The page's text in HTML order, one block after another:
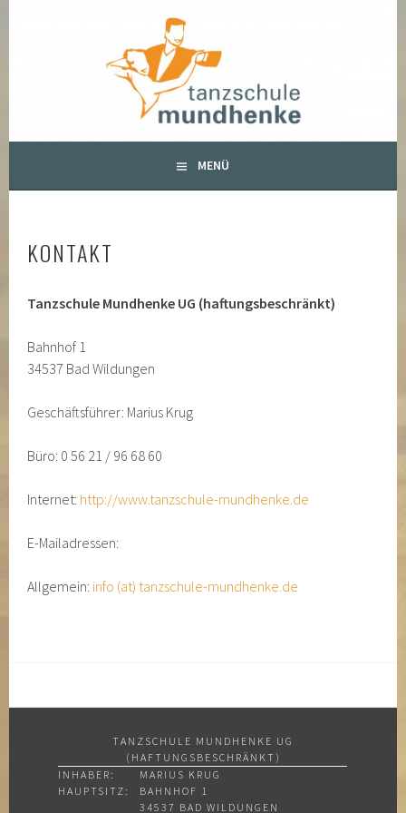
TANZSCHULE MUNDHENKE
MENÜ
KONTAKT
Tanzschule Mundhenke UG (haftungsbeschränkt)
Bahnhof 1
34537 Bad Wildungen
Geschäftsführer: Marius Krug
Büro: 0 56 21 / 96 68 60
Internet: http://www.tanzschule-mundhenke.de
E-Mailadressen:
Allgemein: info (at) tanzschule-mundhenke.de
TANZSCHULE MUNDHENKE UG
(HAFTUNGSBESCHRÄNKT)
INHABER:
MARIUS KRUG
HAUPTSITZ:
BAHNHOF 1
34537 BAD WILDUNGEN